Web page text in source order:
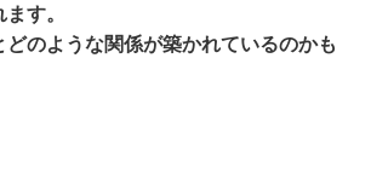
す。
のような関係が築かれているのかも